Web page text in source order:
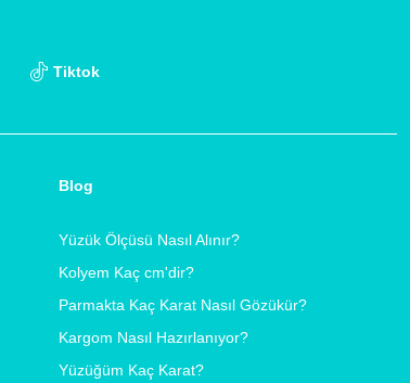
Tiktok
Blog
Yüzük Ölçüsü Nasıl Alınır?
Kolyem Kaç cm'dir?
Parmakta Kaç Karat Nasıl Gözükür?
Kargom Nasıl Hazırlanıyor?
Yüzüğüm Kaç Karat?